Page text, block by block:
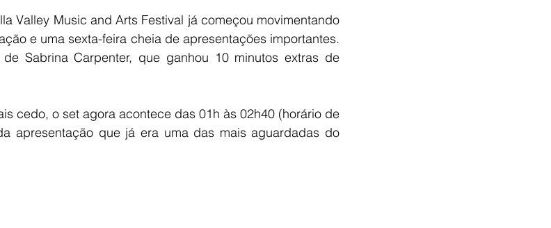
Valley Music and Arts Festival já começou movimentando
e uma sexta-feira cheia de apresentações importantes.
Sabrina Carpenter, que ganhou 10 minutos extras de
cedo, o set agora acontece das 01h às 02h40 (horário de
apresentação que já era uma das mais aguardadas do